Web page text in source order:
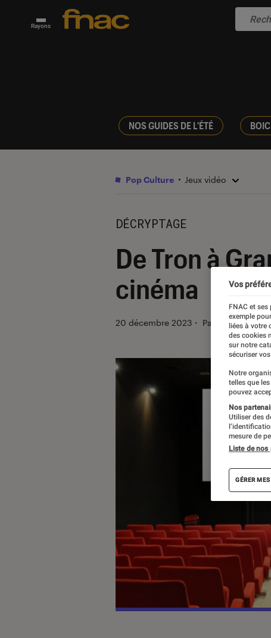
Rayons
NOS GUIDES DE L'ÉTÉ
Pop Culture Jeux vidéo
DÉCRYPTAGE
De Tron à
cinéma
20 décembre 2023 ・ Par Lucie
Vos
FNAC et
exemple
liées à
des cookies
sur notre
sécuriser
Notre
telles que
pouvez
Nos
Utiliser des
mesure de
Liste de nos
GÉRER